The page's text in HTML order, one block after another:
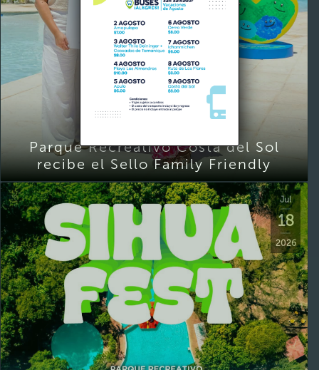
Parque Recreativo Costa del Sol
recibe el Sello Family Friendly
Jul
18
2026